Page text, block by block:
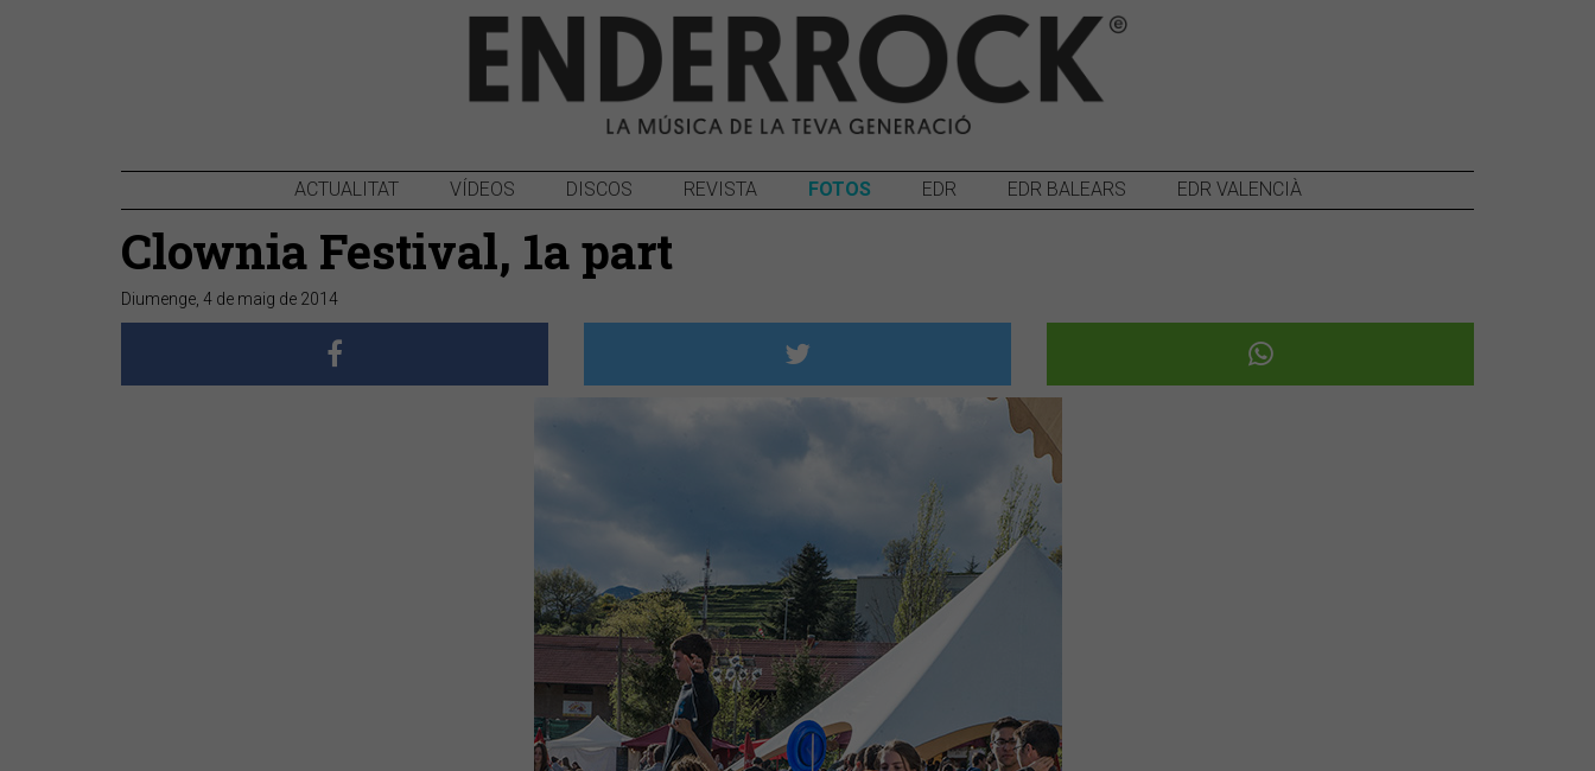
ACTUALITAT VÍDEOS DISCOS REVISTA FOTOS EDR EDR BALEARS EDR VALENCIÀ
Clownia Festival, 1a part
Diumenge, 4 de maig de 2014